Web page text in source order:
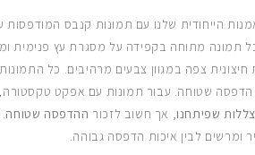
הייחודית שלנו עם תמונות קנבס המודפסות
תמונה מתוחה בקפידה על מסגרת עץ פנימית
צפה במגוון צבעים מרהיבים. כל
שטוחה. עבור תמונות עם אפקט
שפיתחנו, אך חשוב לזכור ההדפסה שטוחה
ומרשים לבין איכות הדפסה גבוהה.